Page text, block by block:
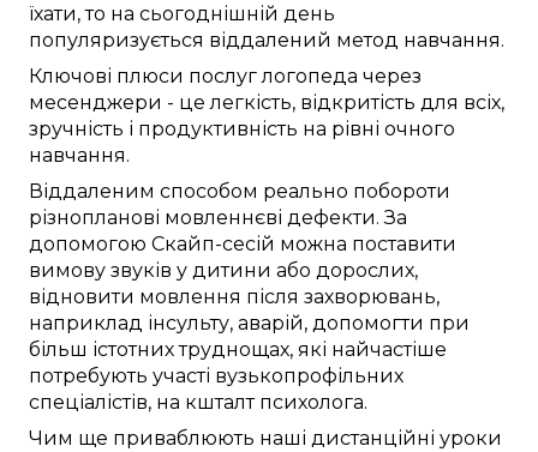
їхати, то на сьогоднішній день
популяризується віддалений метод навчання.
Ключові плюси послуг логопеда через
месенджери - целегкість, відкритість для всіх,
зручність і продуктивність на рівні очного
навчання.
Віддаленим способом реально побороти
різнопланові мовленнєві дефекти.За
допомогою Скайп-сесій можна поставити
вимову звуків у дитини або дорослих,
відновити мовлення після захворювань,
наприклад інсульту, аварій, допомогти при
більш істотнихтруднощах, які найчастіше
потребують участі вузькопрофільних
спеціалістів, на кшталт психолога.
Чим ще приваблюють наші дистанційні уроки